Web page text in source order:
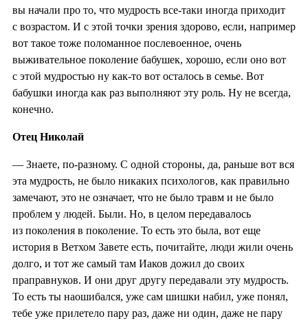
вы начали про то, что мудрость все-таки иногда приходит
с возрастом. И с этой точки зрения здорово, если, например
вот такое тоже поломанное послевоенное, очень
выживательное поколение бабушек, хорошо, если оно вот
с этой мудростью ну как-то вот осталось в семье. Вот
бабушки иногда как раз выполняют эту роль. Ну не всегда,
конечно.
Отец Николай
— Знаете, по-разному. С одной стороны, да, раньше вот вся
эта мудрость, не было никаких психологов, как правильно
замечают, это не означает, что не было травм и не было
проблем у людей. Были. Но, в целом передавалось
из поколения в поколение. То есть это была, вот еще
история в Ветхом Завете есть, почитайте, люди жили очень
долго, и тот же самый там Иаков дожил до своих
праправнуков. И они друг другу передавали эту мудрость.
То есть ты наошибался, уже сам шишки набил, уже понял,
тебе уже прилетело пару раз, даже ни один, даже не пару